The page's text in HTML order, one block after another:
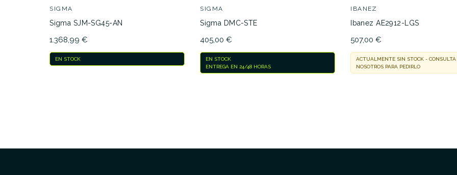
SIGMA
Sigma SJM-SG45-AN
1.368,99 €
EN STOCK
SIGMA
Sigma DMC-STE
405,00 €
EN STOCK
ENTREGA EN 24/48 HORAS
IBANEZ
Ibanez AE2912-LGS
507,00 €
ACTUALMENTE SIN STOCK - CONSULTA
NOSOTROS PARA PEDIRLO